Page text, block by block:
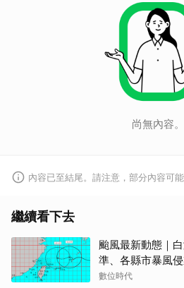
尚無內容。
內容已至結尾。請注意，部分內容可能
繼續看下去
颱風最新動態｜
準、各縣市暴風
數位時代